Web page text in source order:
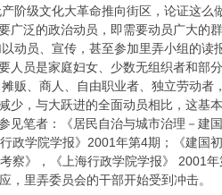
阶级文化大革命推向街区，论证这么
广泛的政治动员，即需要动员广大的
动员、宣传，甚至参加里弄小组的读
人员是家庭妇女、少数无组织者和部
贩、商人、自由职业者、独立劳动者
少，与大跃进的全面动员相比，这基
见笔者：《居民自治与城市治理－建
政学院学报》2001年第4期；《建国
察》，《上海行政学院学报》 2001年
，里弄委员会的干部开始受到冲击。